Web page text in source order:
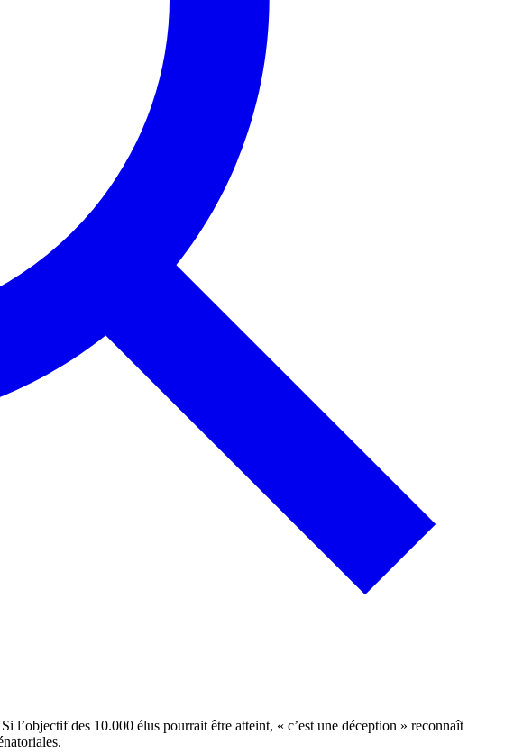
des 10.000 élus pourrait être atteint, « c’est une déception » reconnaît